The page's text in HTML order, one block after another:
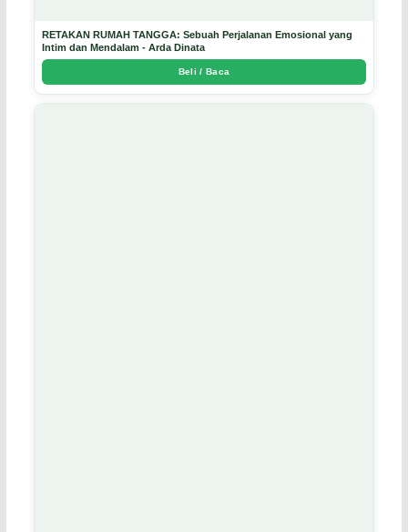
RETAKAN RUMAH TANGGA: Sebuah Perjalanan Emosional yang
Intim dan Mendalam - Arda Dinata
Beli / Baca